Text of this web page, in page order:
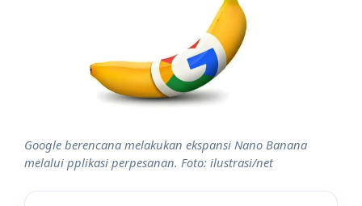
Google berencana melakukan ekspansi Nano Banana
melalui pplikasi perpesanan. Foto: ilustrasi/net